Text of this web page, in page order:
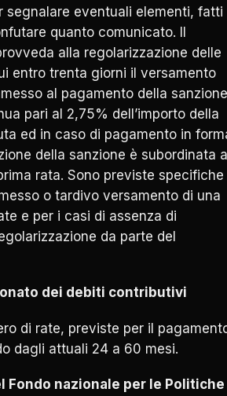
segnalare eventuali elementi, fatti
quanto comunicato. Il
alla regolarizzazione delle
entro trenta giorni il versamento
al pagamento della sanzione
pari al 2,75% dell’importo della
ed in caso di pagamento in
della sanzione è subordinata
rata. Sono previste specifiche
o tardivo versamento di una
e per i casi di assenza di
da parte del
dei debiti contributivi
di rate, previste per il
dagli attuali 24 a 60 mesi.
Fondo nazionale per le Politiche